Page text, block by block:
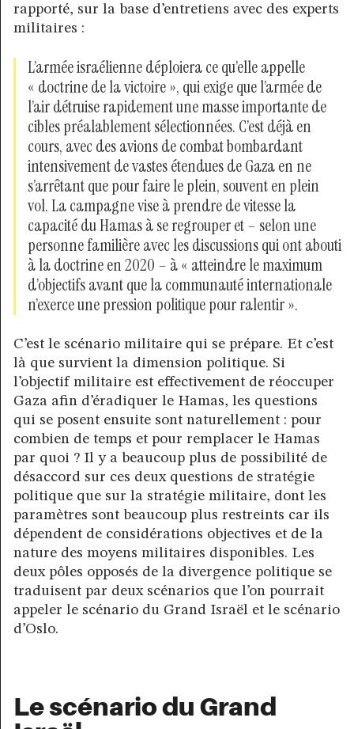
rapporté, sur la base d’entretiens avec des experts
militaires :
L’armée israélienne déploiera ce qu’elle appelle
« doctrine de la victoire », qui exige que l’armée de
l’air détruise rapidement une masse importante de
cibles préalablement sélectionnées. C’est déjà en
cours, avec des avions de combat bombardant
intensivement de vastes étendues de Gaza en ne
s’arrêtant que pour faire le plein, souvent en plein
vol. La campagne vise à prendre de vitesse la
capacité du Hamas à se regrouper et – selon une
personne familière avec les discussions qui ont abouti
à la doctrine en 2020 – à « atteindre le maximum
d’objectifs avant que la communauté internationale
n’exerce une pression politique pour ralentir ».
C’est le scénario militaire qui se prépare. Et c’est
là que survient la dimension politique. Si
l’objectif militaire est effectivement de réoccuper
Gaza afin d’éradiquer le Hamas, les questions
qui se posent ensuite sont naturellement : pour
combien de temps et pour remplacer le Hamas
par quoi ? Il y a beaucoup plus de possibilité de
désaccord sur ces deux questions de stratégie
politique que sur la stratégie militaire, dont les
paramètres sont beaucoup plus restreints car ils
dépendent de considérations objectives et de la
nature des moyens militaires disponibles. Les
deux pôles opposés de la divergence politique se
traduisent par deux scénarios que l’on pourrait
appeler le scénario du Grand Israël et le scénario
d’Oslo.
Le scénario du Grand